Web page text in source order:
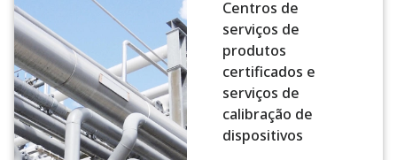
Centros de
serviços de
produtos
certificados e
serviços de
calibração de
dispositivos